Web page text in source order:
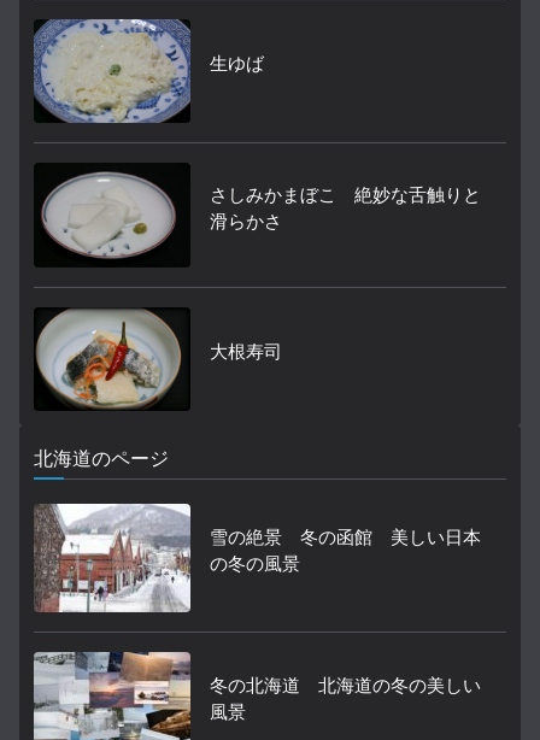
生ゆば
さしみかまぼこ 絶妙な舌触りと
滑らかさ
大根寿司
北海道のページ
雪の絶景 冬の函館 美しい日本
の冬の風景
冬の北海道 北海道の冬の美しい
風景